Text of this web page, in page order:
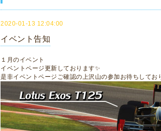
2020-01-13 12:04:00
イベント告知
１月のイベント
イベントページ更新しております✨
是非イベントページご確認の上沢山の参加お待ちしてお